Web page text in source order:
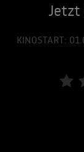
Jetzt
KINOSTART: